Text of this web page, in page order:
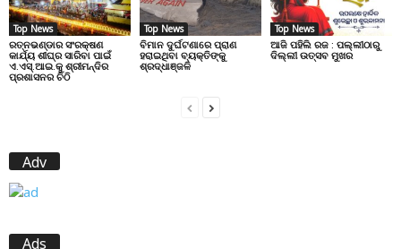
Top News
ରତ୍ନଭଣ୍ଡାର ସଂରକ୍ଷଣ
କାର୍ଯ୍ୟ ଶୀଘ୍ର ସାରିବା ପାଇଁ
ଏ.ଏସ୍.ଆଇ.କୁ ଶ୍ରୀମନ୍ଦିର
ପ୍ରଶାସନର ଚିଠି
Top News
ବିମାନ ଦୁର୍ଘଟଣାରେ ପ୍ରାଣ
ହରାଇଥିବା ବ୍ୟକ୍ତିଙ୍କୁ
ଶ୍ରଦ୍ଧାଞ୍ଜଳି
Top News
ଆଜି ପହିଲି ରଜ : ପଲ୍ଲୀଠାରୁ
ଦିଲ୍ଲୀ ଉତ୍ସବ ମୁଖର
Adv
Ads